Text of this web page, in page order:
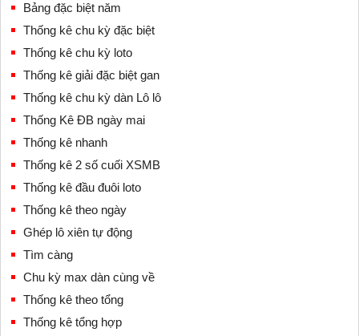
Bảng đặc biệt năm
Thống kê chu kỳ đặc biệt
Thống kê chu kỳ loto
Thống kê giải đặc biệt gan
Thống kê chu kỳ dàn Lô lô
Thống Kê ĐB ngày mai
Thống kê nhanh
Thống kê 2 số cuối XSMB
Thống kê đầu đuôi loto
Thống kê theo ngày
Ghép lô xiên tự động
Tìm càng
Chu kỳ max dàn cùng về
Thống kê theo tổng
Thống kê tổng hợp